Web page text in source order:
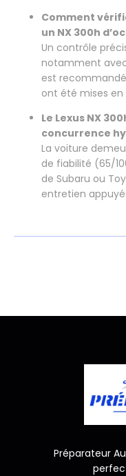
Comment
un NX 300h
Un contrôle
notamment
est
ont été mises
Le Lexus NX
concurrence
La voiture
de fiabilité (65/
de Subaru ou
entretien
Préparateur